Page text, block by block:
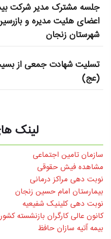
جلسه مشترک مدیر شرکت
اعضای هئیت مدیره و
شهرستان زنجان
تسلیت شهادت جمعی از
(عج)
لینک
سازمان تامین اجتماعی
مشاهده فیش حقوقی
نوبت دهی مراکز درمانی
بیمارستان امام حسین زنجان
نوبت دهی کلینیک شفیعیه
کانون عالی کارگران بازنشسته کشور
بیمه آتیه سازان حافظ